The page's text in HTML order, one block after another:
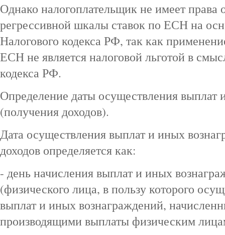
Однако налогоплательщик не имеет права
регрессивной шкалы ставок по ЕСН на
Налогового кодекса РФ, так как
ЕСН не является налоговой льготой в
кодекса РФ.
Определение даты осуществления выплат
(получения доходов).
Дата осуществления выплат и иных
доходов определяется как:
- день начисления выплат и иных
(физического лица, в пользу которого
выплат и иных вознаграждений,
производящими выплаты физическим